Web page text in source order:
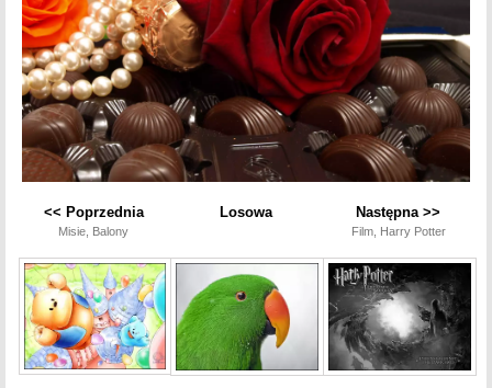
<< Poprzednia
Misie, Balony
Losowa Następna >>
Film, Harry Potter